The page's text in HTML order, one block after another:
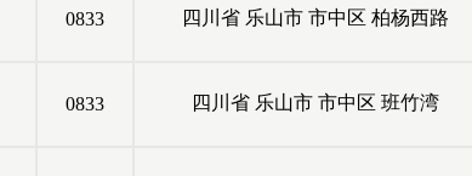
0833 四川省 乐山市 市中区 柏杨西路
0833 四川省 乐山市 市中区 班竹湾